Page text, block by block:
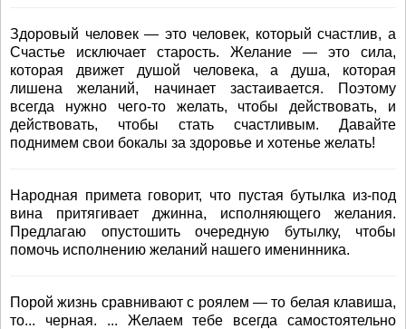
Здоровый человек — это человек, который счастлив, а
Счастье исключает старость. Желание — это сила,
которая движет душой человека, а душа, которая
лишена желаний, начинает застаивается. Поэтому
всегда нужно чего-то желать, чтобы действовать, и
действовать, чтобы стать счастливым. Давайте
поднимем свои бокалы за здоровье и хотенье желать!
Народная примета говорит, что пустая бутылка из-под
вина притягивает джинна, исполняющего желания.
Предлагаю опустошить очередную бутылку, чтобы
помочь исполнению желаний нашего именинника.
Порой жизнь сравнивают с роялем — то белая клавиша,
то... черная. ... Желаем тебе всегда самостоятельно